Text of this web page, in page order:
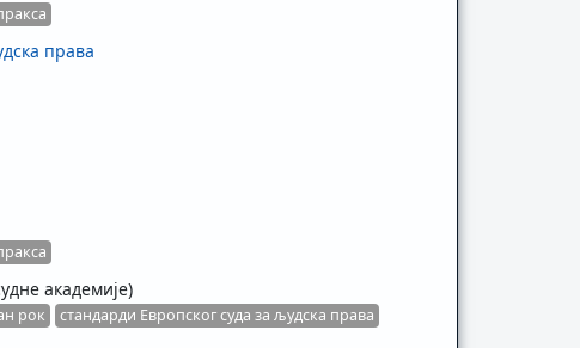
права
академије)
рок стандарди Европског суда за људска права